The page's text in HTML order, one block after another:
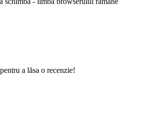
a lăsa o recenzie!